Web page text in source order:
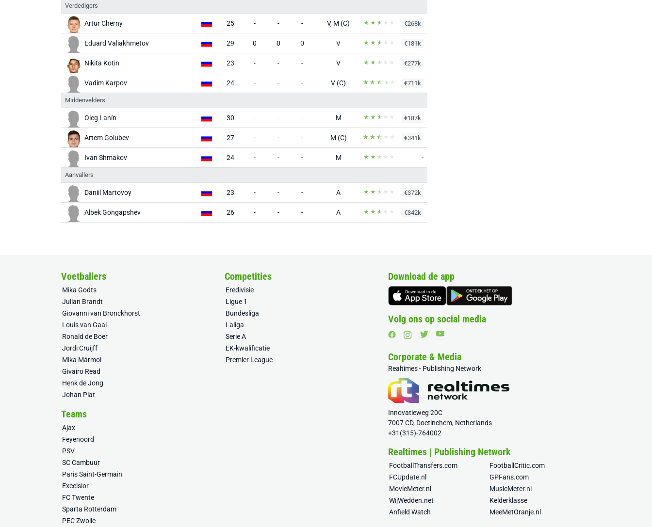
Verdedigers
Artur Cherny 25 - - - V, M (C) €268k
Eduard Valiakhmetov 29 0 0 0 V €181k
Nikita Kotin 23 - - - V €277k
Vadim Karpov 24 - - - V (C) €711k
Middenvelders
Oleg Lanín 30 - - - M €187k
Artem Golubev 27 - - - M (C) €341k
Ivan Shmakov 24 - - - M -
Aanvallers
Daniil Martovoy 23 - - - A €372k
Albek Gongapshev 26 - - - A €342k
Voetballers
Mika Godts
Julian Brandt
Giovanni van Bronckhorst
Louis van Gaal
Ronald de Boer
Jordi Cruijff
Mika Mármol
Givairo Read
Henk de Jong
Johan Plat
Competities
Eredivisie
Ligue 1
Bundesliga
Laliga
Serie A
EK-kwalificatie
Premier League
Teams
Ajax
Feyenoord
PSV
SC Cambuur
Paris Saint-Germain
Excelsior
FC Twente
Sparta Rotterdam
PEC Zwolle
Download de app
Volg ons op social media
Corporate & Media
Realtimes - Publishing Network
Innovatieweg 20C
7007 CD, Doetinchem, Netherlands
+31(315)-764002
Realtimes | Publishing Network
FootballTransfers.com
FootballCritic.com
FCUpdate.nl
GPFans.com
MovieMeter.nl
MusicMeter.nl
WijWedden.net
Kelderklasse
Anfield Watch
MeeMetOranje.nl